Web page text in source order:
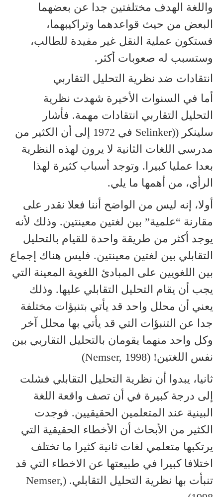
واللغة الهدف مختلفتين جدا عن بعضهما
البعض من حيث قواعدهما وتراكيبهما،
فستكون عملية النقل غير مفيدة للطالب،
وستسبب له صعوبات أكثر.
انتقادات ضد نظرية التحليل التقاربي
أما في السنوات الأخيرة شهدت نظرية
التحليل التقاربي انتقادات مهمة. فأشار
سلينكر ((Selinker في 1972 إلى أن الكثير من
مدرسي اللغات الثانية لا يرون لهذه النظرية
بعدا عمليا كبيرا. وتوجد أسباب كثيرة لهذا
الرأي، من أهمها ما يلي.
أولا، إنه ليس من الواضح أننا فعلا نقدر على
مقارنة “علمية” بين لغتين معينتين. وذلك لأنه
يوجد أكثر من طريقة واحدة للقيام بالتحليل
التقابلي بين لغتين معينتين. فليس هناك إجماع
بين اللغويين على المبادئ اللغوية المعينة التي
يجب أن يقام التحليل التقابلي عليها. وذلك
يعني أن محلل واحد قد يأتي بتنبؤات مختلفة
جدا عن التنبؤات التي قد يأتي بها محلل آخر
وكل واحد منهما يقومان بالتحليل التقاربي بين
نفس اللغتين! (Nemser, 1998)
ثانيا، يبدوا أن نظرية التحليل التقابلي فشلت
إلى درجة كبيرة في أن تصف واقعة اللغة
البينية عند المتعلمين الحقيقيين. فوجدت
الكثير من الأبحاث أن الأخطاء الحقيقية التي
يرتكبها متعلمي لغات ثانية كثيرا ما تختلف
اختلافا كبيرا في طبيعتها عن الاخطاء التي قد
تنبأت بها نظرية التحليل التقابلي. (Nemser,